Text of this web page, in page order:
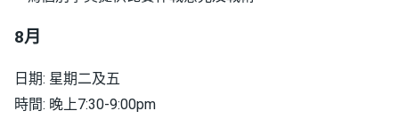
8月
日期: 星期二及五
時間: 晚上7:30-9:00pm